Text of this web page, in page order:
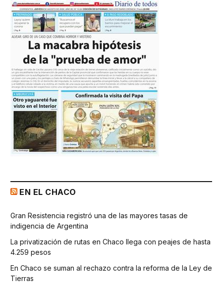
EN EL CHACO
Gran Resistencia registró una de las mayores tasas de
indigencia de Argentina
La privatización de rutas en Chaco llega con peajes de hasta
4.259 pesos
En Chaco se suman al rechazo contra la reforma de la Ley de
Tierras